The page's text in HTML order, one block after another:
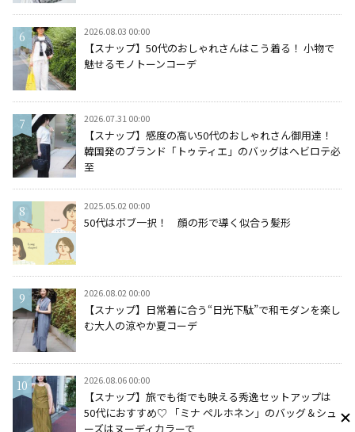
2026.08.03 00:00
【スナップ】50代のおしゃれさんはこう着る！ 小物で
魅せるモノトーンコーデ
2026.07.31 00:00
【スナップ】感度の高い50代のおしゃれさん御用達！
韓国発のブランド「トゥティエ」のバッグはヘビロテ必
至
2025.05.02 00:00
50代はボブ一択！ 顔の形で導く似合う髪形
2026.08.02 00:00
【スナップ】日常着に合う“日光下駄”で和モダンを楽し
む大人の涼やか夏コーデ
2026.08.06 00:00
【スナップ】旅でも街でも映える秀逸セットアップは
50代におすすめ♡ 「ミナ ペルホネン」のバッグ＆シュ
ーズはヌーディカラーで